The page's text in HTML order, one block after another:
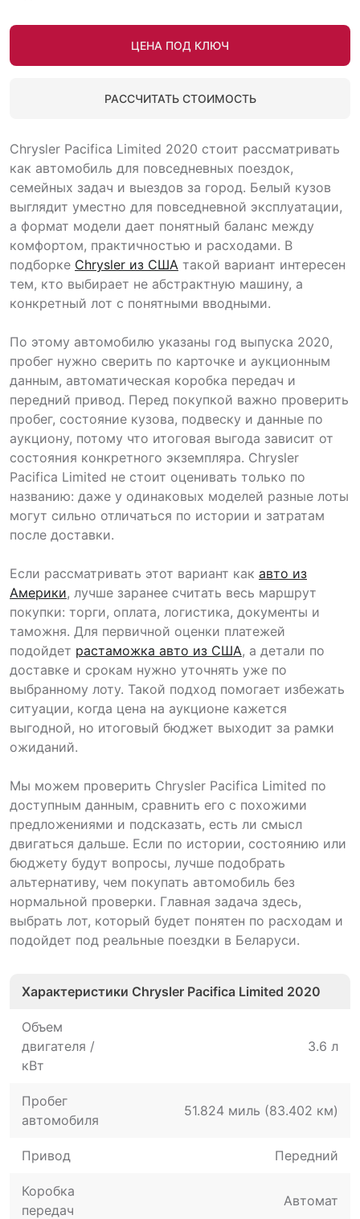
ЦЕНА ПОД КЛЮЧ
РАССЧИТАТЬ СТОИМОСТЬ
Chrysler Pacifica Limited 2020 стоит рассматривать
как автомобиль для повседневных поездок,
семейных задач и выездов за город. Белый кузов
выглядит уместно для повседневной эксплуатации,
а формат модели дает понятный баланс между
комфортом, практичностью и расходами. В
подборке Chrysler из США такой вариант интересен
тем, кто выбирает не абстрактную машину, а
конкретный лот с понятными вводными.
По этому автомобилю указаны год выпуска 2020,
пробег нужно сверить по карточке и аукционным
данным, автоматическая коробка передач и
передний привод. Перед покупкой важно проверить
пробег, состояние кузова, подвеску и данные по
аукциону, потому что итоговая выгода зависит от
состояния конкретного экземпляра. Chrysler
Pacifica Limited не стоит оценивать только по
названию: даже у одинаковых моделей разные лоты
могут сильно отличаться по истории и затратам
после доставки.
Если рассматривать этот вариант как авто из
Америки, лучше заранее считать весь маршрут
покупки: торги, оплата, логистика, документы и
таможня. Для первичной оценки платежей
подойдет растаможка авто из США, а детали по
доставке и срокам нужно уточнять уже по
выбранному лоту. Такой подход помогает избежать
ситуации, когда цена на аукционе кажется
выгодной, но итоговый бюджет выходит за рамки
ожиданий.
Мы можем проверить Chrysler Pacifica Limited по
доступным данным, сравнить его с похожими
предложениями и подсказать, есть ли смысл
двигаться дальше. Если по истории, состоянию или
бюджету будут вопросы, лучше подобрать
альтернативу, чем покупать автомобиль без
нормальной проверки. Главная задача здесь,
выбрать лот, который будет понятен по расходам и
подойдет под реальные поездки в Беларуси.
Характеристики Chrysler Pacifica Limited 2020
Объем
двигателя /
кВт
3.6 л
Пробег
автомобиля
51.824 миль (83.402 км)
Привод Передний
Коробка
передач
Автомат